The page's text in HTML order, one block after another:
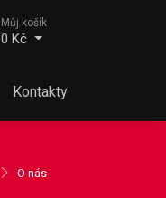
Můj košík
0 Kč
Kontakty
O nás